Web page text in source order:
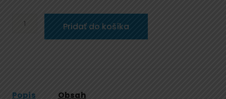
množstvo
s
Pridať do košíka
Popis Obsah